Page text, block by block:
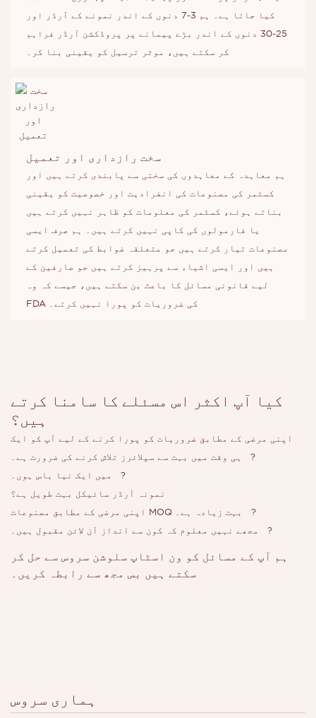
کیا جاتا ہے۔ ہم 3-7 دنوں کے اندر نمونے کے آرڈر اور
25-30 دنوں کے اندر بڑے پیمانے پر پروڈکشن آرڈر فراہم
کر سکتے ہیں، موثر ترسیل کو یقینی بنا کر۔
سخت رازداری اور تعمیل
ہم معاہدہ کے معاہدوں کی سختی سے پابندی کرتے ہیں اور
کسٹمر کی مصنوعات کی انفرادیت اور خصوصیت کو یقینی
بناتے ہوئے، کسٹمر کی معلومات کو ظاہر نہیں کرتے ہیں
یا فارمولوں کی کاپی نہیں کرتے ہیں۔ ہم صرف ایسی
مصنوعات تیار کرتے ہیں جو متعلقہ ضوابط کی تعمیل کرتے
ہیں اور ایسی اشیاء سے پرہیز کرتے ہیں جو صارفین کے
لیے قانونی مسائل کا باعث بن سکتے ہیں، جیسے کہ وہ
FDA کی ضروریات کو پورا نہیں کرتے۔
کیا آپ اکثر اس مسئلے کا سامنا کرتے
ہیں؟
اپنی مرضی کے مطابق ضروریات کو پورا کرنے کے لیے آپ کو ایک
?
?
نمونہ آرڈر سائیکل بہت طویل ہے؟
?
?
ہم آپ کے مسائل کو ون اسٹاپ سلوشن سروس سے حل کر
سکتے ہیں بس مجھ سے رابطہ کریں۔
ہماری سروس